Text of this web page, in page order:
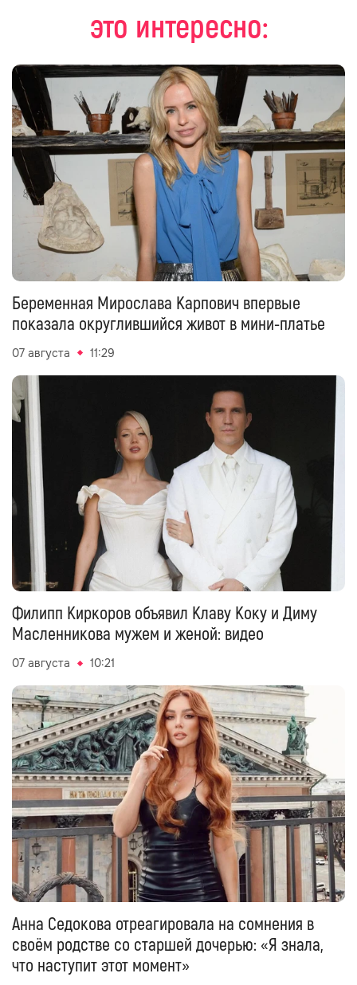
это интересно:
Беременная Мирослава Карпович впервые
показала округлившийся живот в мини-платье
07 августа 11:29
Филипп Киркоров объявил Клаву Коку и Диму
Масленникова мужем и женой: видео
07 августа 10:21
Анна Седокова отреагировала на сомнения в
своём родстве со старшей дочерью: «Я знала,
что наступит этот момент»